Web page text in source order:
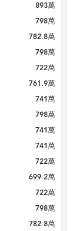
893萬
798萬
782.8萬
798萬
722萬
761.9萬
741萬
798萬
741萬
741萬
722萬
699.2萬
722萬
798萬
782.8萬